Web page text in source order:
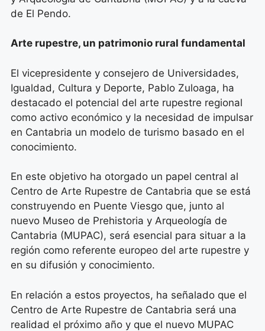
de El Pendo.
Arte rupestre, un patrimonio rural fundamental
El vicepresidente y consejero de Universidades,
Igualdad, Cultura y Deporte, Pablo Zuloaga, ha
destacado el potencial del arte rupestre regional
como activo económico y la necesidad de impulsar
en Cantabria un modelo de turismo basado en el
conocimiento.
En este objetivo ha otorgado un papel central al
Centro de Arte Rupestre de Cantabria que se está
construyendo en Puente Viesgo que, junto al
nuevo Museo de Prehistoria y Arqueología de
Cantabria (MUPAC), será esencial para situar a la
región como referente europeo del arte rupestre y
en su difusión y conocimiento.
En relación a estos proyectos, ha señalado que el
Centro de Arte Rupestre de Cantabria será una
realidad el próximo año y que el nuevo MUPAC